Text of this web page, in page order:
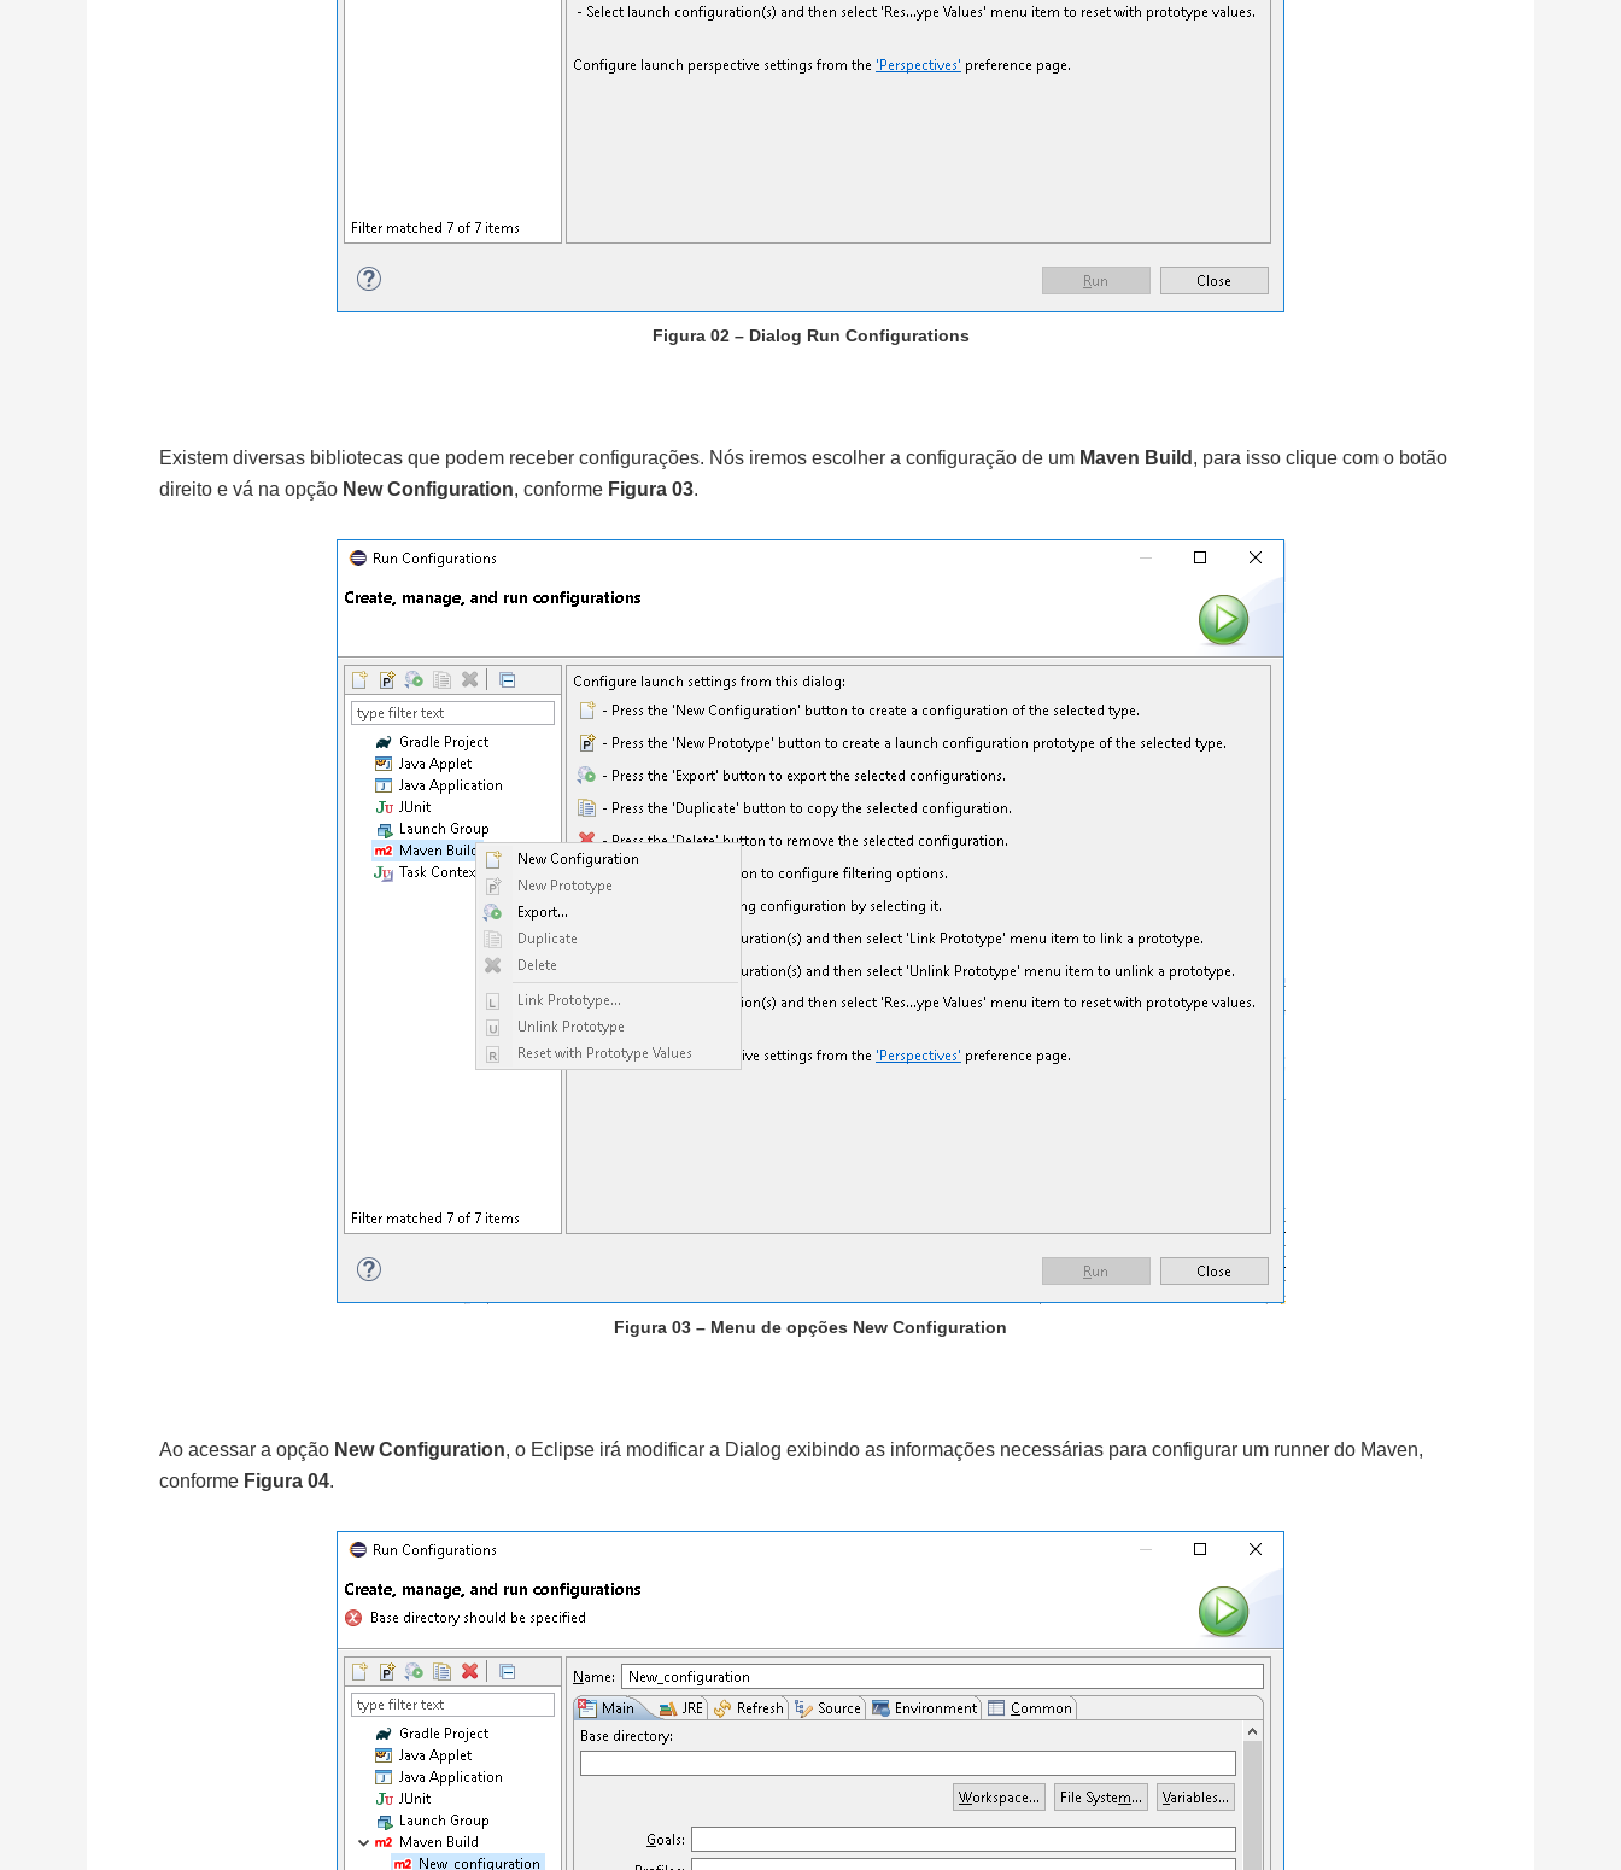
Figura 02 – Dialog Run Configurations
Existem diversas bibliotecas que podem receber configurações. Nós iremos escolher a configuração de um Maven Build , para isso clique com o botão
direito e vá na opção New Configuration, conforme Figura 03.
Figura 03 – Menu de opções New Configuration
Ao acessar a opção New Configuration, o Eclipse irá modificar a Dialog exibindo as informações necessárias para configurar um runner do Maven,
conforme Figura 04.